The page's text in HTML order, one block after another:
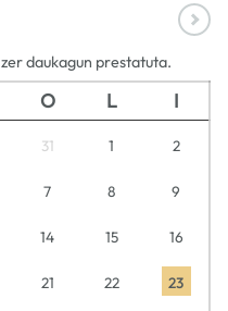
daukagun prestatuta.
O L I
31 1 2
7 8 9
14 15 16
21 22 23